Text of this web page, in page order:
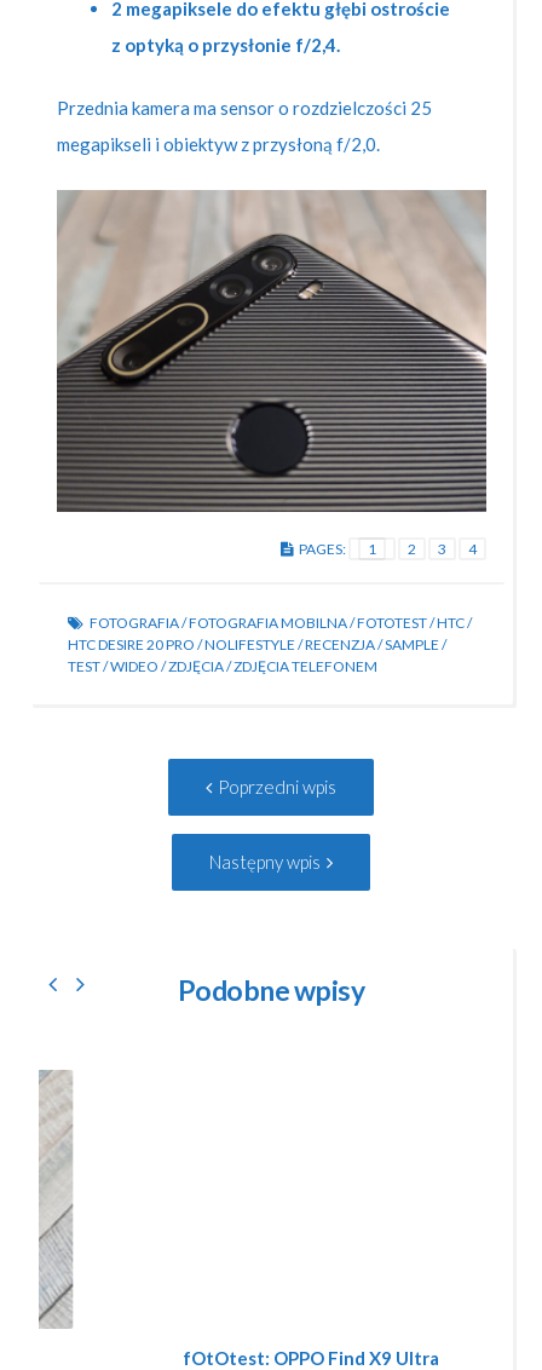
2 megapiksele do efektu głębi ostroście
z optyką o przysłonie f/2,4.
Przednia kamera ma sensor o rozdzielczości 25
megapikseli i obiektyw z przysłoną f/2,0.
PAGES: 1 2 3 4
FOTOGRAFIA/FOTOGRAFIA MOBILNA/FOTOTEST/HTC/
HTC DESIRE 20 PRO /NOLIFESTYLE /RECENZJA/SAMPLE /
TEST/WIDEO /ZDJĘCIA/ZDJĘCIA TELEFONEM
Poprzedni wpis
wpis:
Następny wpis
wpis:
Podobne wpisy
fOtOtest: OPPO Find X9 Ultra